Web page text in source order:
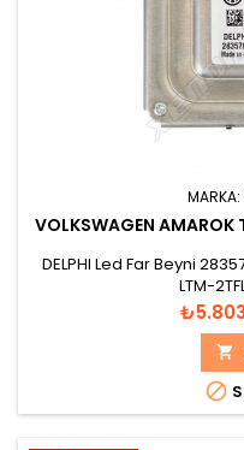
MARKA:
VOLKSWAGEN AMAROK
DELPHI Led Far Beyni
LTM-
Fiyat

